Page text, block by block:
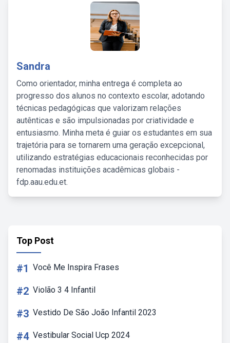
Sandra
Como orientador, minha entrega é completa ao
progresso dos alunos no contexto escolar, adotando
técnicas pedagógicas que valorizam relações
autênticas e são impulsionadas por criatividade e
entusiasmo. Minha meta é guiar os estudantes em sua
trajetória para se tornarem uma geração excepcional,
utilizando estratégias educacionais reconhecidas por
renomadas instituições acadêmicas globais -
fdp.aau.edu.et.
Top Post
#1 Você Me Inspira Frases
#2 Violão 3 4 Infantil
#3 Vestido De São João Infantil 2023
#4 Vestibular Social Ucp 2024